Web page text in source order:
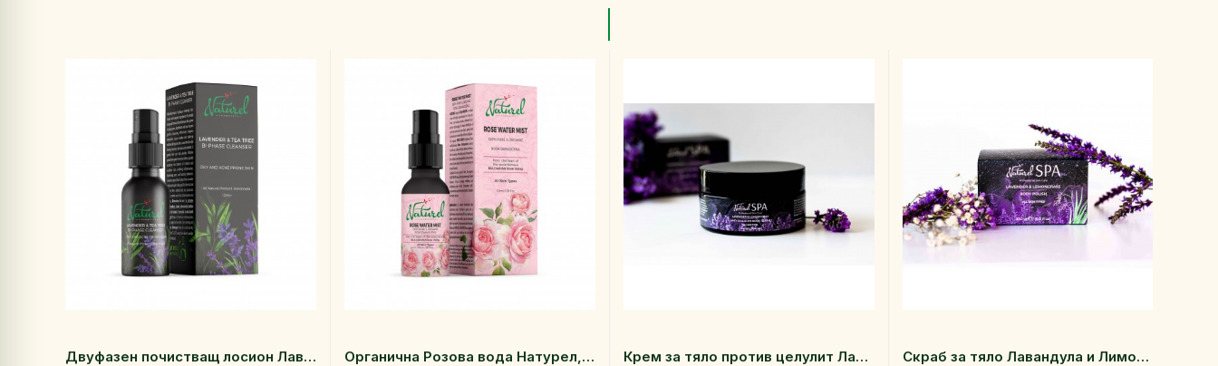
Двуфазен почистващ лосион Лавандула и Чаено дърво 120 мл Органична Розова вода Натурел, спрей 100 мл Крем за тяло против целулит Лавандула и Лимонена трева 200 мл Скраб за тяло Лавандула и Лимонена трева 250 гр